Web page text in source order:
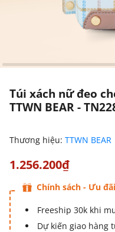
Túi xách nữ đeo
TTWN BEAR -
Thương hiệu: TTWN BEAR
1.256.200₫
Chính sách - Ưu đãi
Freeship 30k khi
Dự kiến giao hàng